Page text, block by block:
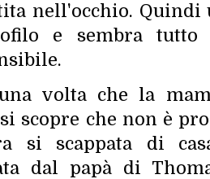
nell'occhio. Quindi
e sembra
volta che la
scopre che non è
si scappata di
dal papà di